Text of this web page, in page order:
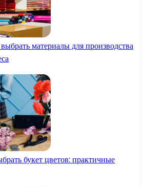
материалы для производства
букет цветов: практичные